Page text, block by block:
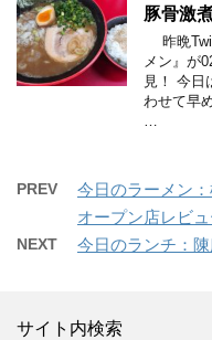
豚骨激
昨晩
メン』が
見！ 今日
わせて早
…
PREV
今日のラーメン
オープン店レビュ
NEXT 今日のランチ：
サイト内検索